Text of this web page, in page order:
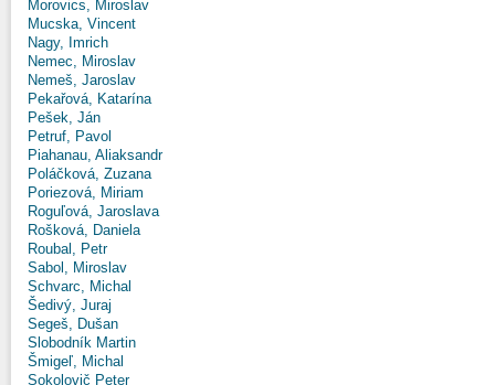
Morovics, Miroslav
Mucska, Vincent
Nagy, Imrich
Nemec, Miroslav
Nemeš, Jaroslav
Pekařová, Katarína
Pešek, Ján
Petruf, Pavol
Piahanau, Aliaksandr
Poláčková, Zuzana
Poriezová, Miriam
Roguľová, Jaroslava
Rošková, Daniela
Roubal, Petr
Sabol, Miroslav
Schvarc, Michal
Šedivý, Juraj
Segeš, Dušan
Slobodník Martin
Šmigeľ, Michal
Sokolovič Peter